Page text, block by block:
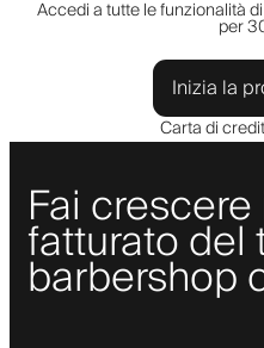
Accedi a tutte le funzionalità
per
Inizia la
Carta di
Fai
fatturato del
barbershop